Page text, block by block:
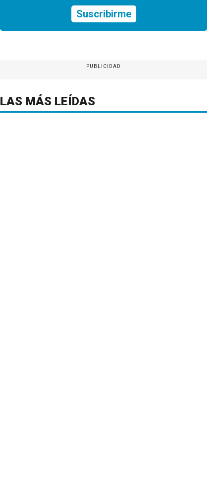
Suscribirme
PUBLICIDAD
LAS MÁS LEÍDAS